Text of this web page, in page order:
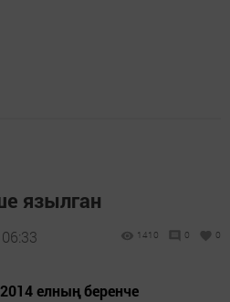
язылган
1410 0 0
елның беренче